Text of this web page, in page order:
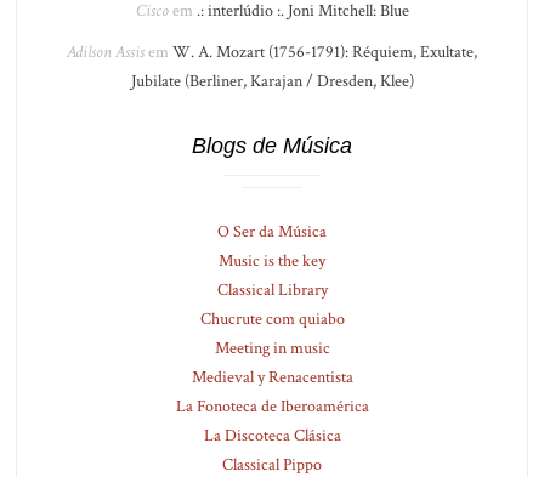
Ciscoem .: interlúdio :. Joni Mitchell: Blue
Adilson Assisem W. A. Mozart (1756-1791): Réquiem, Exultate,
Jubilate (Berliner, Karajan / Dresden, Klee)
Blogs de Música
O Ser da Música
Music is the key
Classical Library
Chucrute com quiabo
Meeting in music
Medieval y Renacentista
La Fonoteca de Iberoamérica
La Discoteca Clásica
Classical Pippo